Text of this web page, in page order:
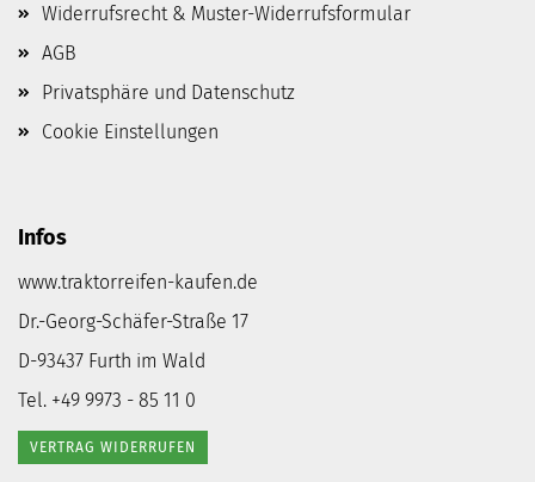
Widerrufsrecht & Muster-Widerrufsformular
AGB
Privatsphäre und Datenschutz
Cookie Einstellungen
Infos
www.traktorreifen-kaufen.de
Dr.-Georg-Schäfer-Straße 17
D-93437 Furth im Wald
Tel. +49 9973 - 85 11 0
VERTRAG WIDERRUFEN